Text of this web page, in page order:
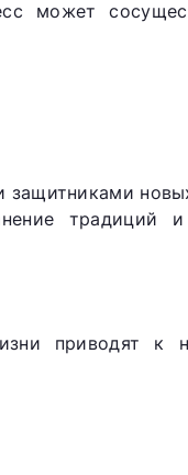
может
традиций и
приводят к